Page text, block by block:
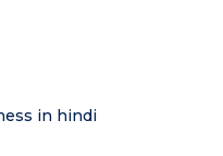
in hindi